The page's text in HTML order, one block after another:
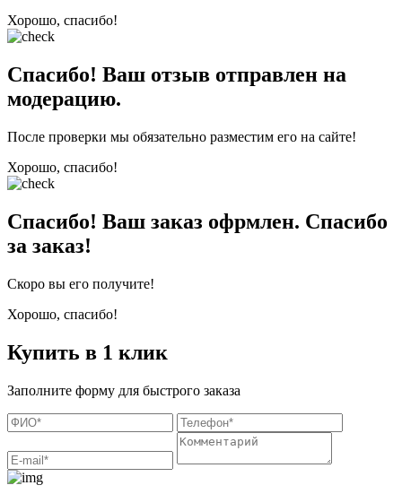
Хорошо, спасибо!
Спасибо! Ваш отзыв отправлен на
модерацию.
После проверки мы обязательно разместим его на сайте!
Хорошо, спасибо!
Спасибо! Ваш заказ офрмлен. Спасибо
за заказ!
Скоро вы его получите!
Хорошо, спасибо!
Купить в 1 клик
Заполните форму для быстрого заказа